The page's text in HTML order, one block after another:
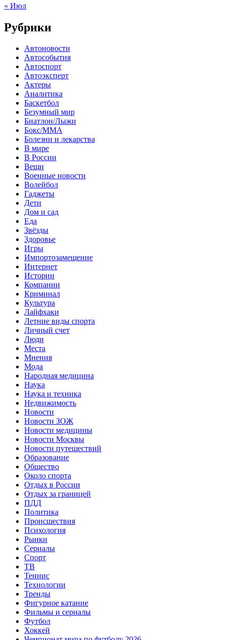
« Июл
Рубрики
Автоновости
Автособытия
Автоспорт
Автоэксперт
Актеры
Аналитика
Баскетбол
Безумный мир
Биатлон/Лыжи
Бокс/MMA
Болезни и лекарства
В мире
В России
Вещи
Военные новости
Волейбол
Гаджеты
Дети
Дом и сад
Еда
Звёзды
Здоровье
Игры
Импортозамещение
Интернет
Истории
Компании
Криминал
Культура
Лайфхаки
Летние виды спорта
Личный счет
Люди
Места
Мнения
Мода
Народная медицина
Наука
Наука и техника
Недвижимость
Новости
Новости ЗОЖ
Новости медицины
Новости Москвы
Новости путешествий
Образование
Общество
Около спорта
Отдых в России
Отдых за границей
ПДД
Политика
Происшествия
Психология
Рынки
Сериалы
Спорт
ТВ
Теннис
Технологии
Тренды
Фигурное катание
Фильмы и сериалы
Футбол
Хоккей